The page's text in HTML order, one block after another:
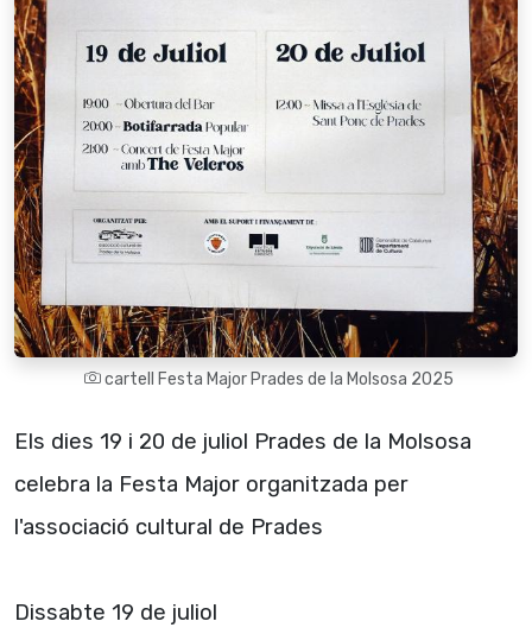
cartell Festa Major Prades de la Molsosa 2025
Els dies 19 i 20 de juliol Prades de la Molsosa
celebra la Festa Major organitzada per
l'associació cultural de Prades
Dissabte 19 de juliol